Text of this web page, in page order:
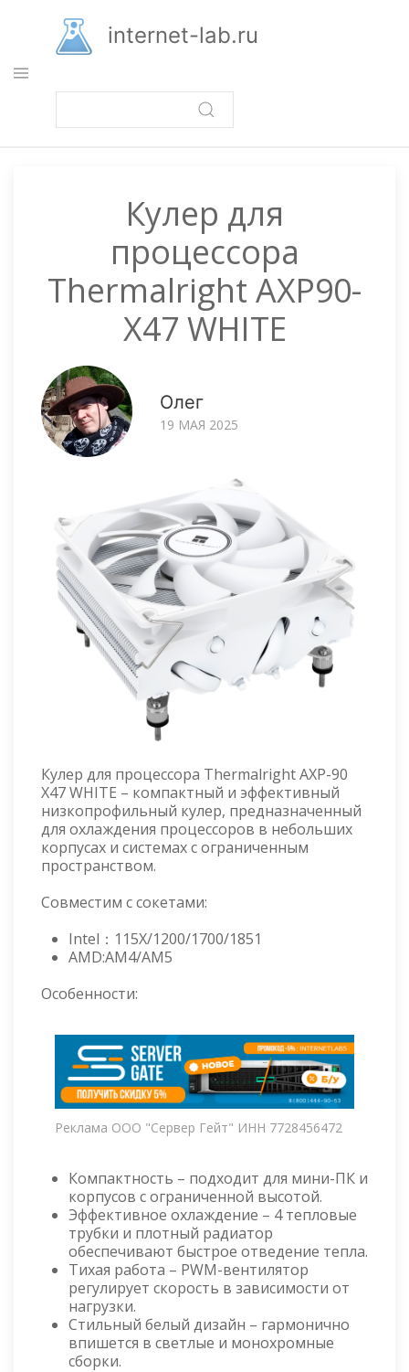
основному
содержанию
internet-lab.ru
Кулер для
процессора
Thermalright AXP90-
X47 WHITE
Олег
19 МАЯ 2025
Кулер для процессора Thermalright AXP-90
X47 WHITE – компактный и эффективный
низкопрофильный кулер, предназначенный
для охлаждения процессоров в небольших
корпусах и системах с ограниченным
пространством.
Совместим с сокетами:
Intel：115X/1200/1700/1851
AMD:AM4/AM5
Особенности:
Реклама ООО "Сервер Гейт" ИНН 7728456472
Компактность – подходит для мини-ПК и
корпусов с ограниченной высотой.
Эффективное охлаждение – 4 тепловые
трубки и плотный радиатор
обеспечивают быстрое отведение тепла.
Тихая работа – PWM-вентилятор
регулирует скорость в зависимости от
нагрузки.
Стильный белый дизайн – гармонично
впишется в светлые и монохромные
сборки.